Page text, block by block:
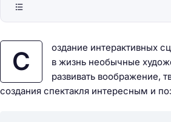
С
оздание интерактивных
в жизнь необычные
развивать воображение,
создания спектакля интересным и